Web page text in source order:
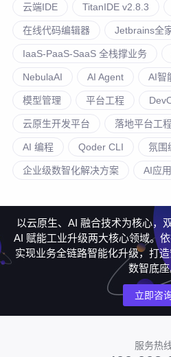
云端IDE TitanIDE v2.8.3
在线代码编辑器 Jetbrains全
IaaS-PaaS-SaaS 全栈撑业务
NebulaAI AI Agent AI智
模型管理 平台工程
云原生开发平台 落地平台工程
AI 编程 Qoder CLI 氛围
企业级数智化解决方案 AI应用
以云原生、AI 融合技术为核心，
AI 赋能工业升级两大核心领域。
实现业务全链路智能化升级，打
数智底座
立即咨
服务热